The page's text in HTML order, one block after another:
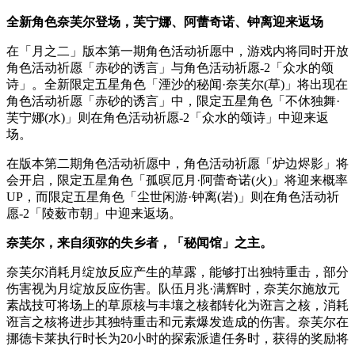
全新角色奈芙尔登场，芙宁娜、阿蕾奇诺、钟离迎来返场
在「月之二」版本第一期角色活动祈愿中，游戏内将同时开放
角色活动祈愿「赤砂的诱言」与角色活动祈愿-2「众水的颂
诗」。全新限定五星角色「湮沙的秘闻·奈芙尔(草)」将出现在
角色活动祈愿「赤砂的诱言」中，限定五星角色「不休独舞·
芙宁娜(水)」则在角色活动祈愿-2「众水的颂诗」中迎来返
场。
在版本第二期角色活动祈愿中，角色活动祈愿「炉边烬影」将
会开启，限定五星角色「孤暝厄月·阿蕾奇诺(火)」将迎来概率
UP，而限定五星角色「尘世闲游·钟离(岩)」则在角色活动祈
愿-2「陵薮市朝」中迎来返场。
奈芙尔，来自须弥的失乡者，「秘闻馆」之主。
奈芙尔消耗月绽放反应产生的草露，能够打出独特重击，部分
伤害视为月绽放反应伤害。队伍月兆·满辉时，奈芙尔施放元
素战技可将场上的草原核与丰壤之核都转化为诳言之核，消耗
诳言之核将进步其独特重击和元素爆发造成的伤害。奈芙尔在
挪德卡莱执行时长为20小时的探索派遣任务时，获得的奖励将